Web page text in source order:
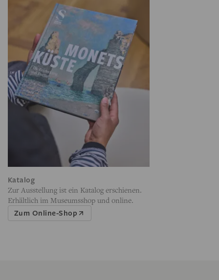
Katalog
Zur Ausstellung ist ein Katalog erschienen.
Erhältlich im Museumsshop und online.
Zum Online-Shop